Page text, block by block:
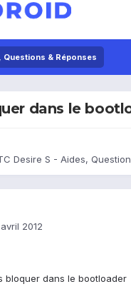
Questions & Réponses
dans le
Desire S - Aides,
2012
bloquer dans le bootloader